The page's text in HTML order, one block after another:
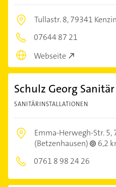
Tullastr. 8,79341
07644 87 21
Webseite
Schulz Georg Sanitär
SANITÄRINSTALLATIONEN
Emma-Herwegh-Str. 5,
(Betzenhausen)
6,2
0761 8 98 24 26